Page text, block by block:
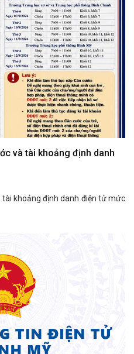
và tài khoảng định danh
khoảng định danh điện tử mức